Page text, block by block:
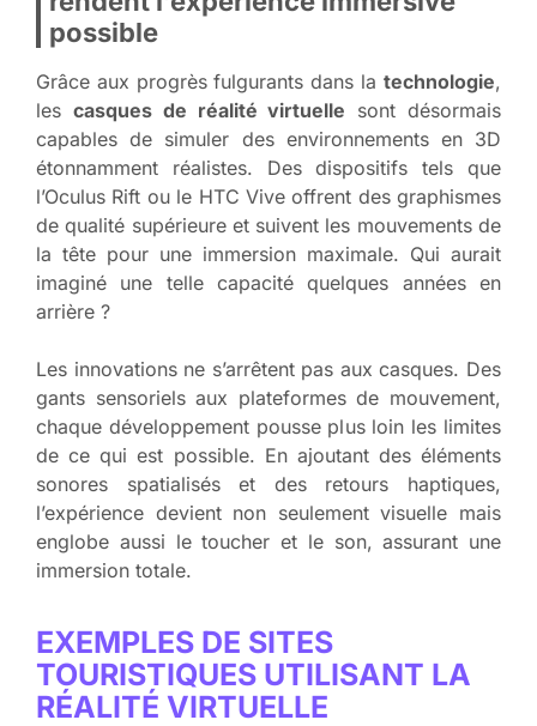
possible
Grâce aux progrès fulgurants dans la technologie,
les casques de réalité virtuelle sont désormais
capables de simuler des environnements en 3D
étonnamment réalistes. Des dispositifs tels que
l’Oculus Rift ou le HTC Vive offrent des graphismes
de qualité supérieure et suivent les mouvements de
la tête pour une immersion maximale. Qui aurait
imaginé une telle capacité quelques années en
arrière ?
Les innovations ne s’arrêtent pas aux casques. Des
gants sensoriels aux plateformes de mouvement,
chaque développement pousse plus loin les limites
de ce qui est possible. En ajoutant des éléments
sonores spatialisés et des retours haptiques,
l’expérience devient non seulement visuelle mais
englobe aussi le toucher et le son, assurant une
immersion totale.
EXEMPLES DE SITES
TOURISTIQUES UTILISANT LA
RÉALITÉ VIRTUELLE